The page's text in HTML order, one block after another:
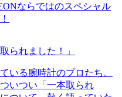
ならではのスペシャル
られました！」
いる腕時計のプロたち。
いつい「一本取られ